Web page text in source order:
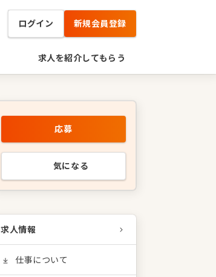
ログイン 新規会員登録
求人を紹介してもらう
応募
気になる
求人情報
仕事について